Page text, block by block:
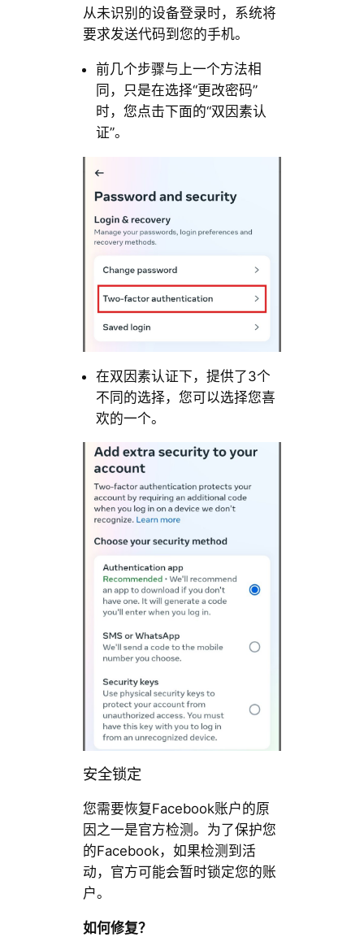
从未识别的设备登录时，系统将
要求发送代码到您的手机。
前几个步骤与上一个方法相
同，只是在选择“更改密码”
时，您点击下面的“双因素认
证”。
在双因素认证下，提供了3个
不同的选择，您可以选择您喜
欢的一个。
安全锁定
您需要恢复Facebook账户的原
因之一是官方检测。为了保护您
的Facebook，如果检测到活
动，官方可能会暂时锁定您的账
户。
如何修复？